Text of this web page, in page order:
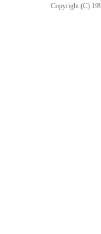
Copyright (C)